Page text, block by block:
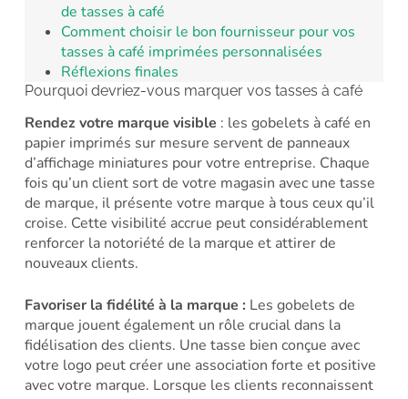
de tasses à café
Comment choisir le bon fournisseur pour vos
tasses à café imprimées personnalisées
Réflexions finales
Pourquoi devriez-vous marquer vos tasses à café
Rendez votre marque visible : les gobelets à café en
papier imprimés sur mesure servent de panneaux
d’affichage miniatures pour votre entreprise. Chaque
fois qu’un client sort de votre magasin avec une tasse
de marque, il présente votre marque à tous ceux qu’il
croise. Cette visibilité accrue peut considérablement
renforcer la notoriété de la marque et attirer de
nouveaux clients.
Favoriser la fidélité à la marque : Les gobelets de
marque jouent également un rôle crucial dans la
fidélisation des clients. Une tasse bien conçue avec
votre logo peut créer une association forte et positive
avec votre marque. Lorsque les clients reconnaissent